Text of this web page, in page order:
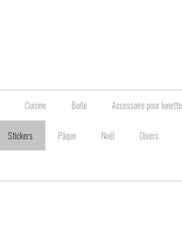
Cuisine Boite Accessoire pour lunette
Stickers Pâque Noël Divers